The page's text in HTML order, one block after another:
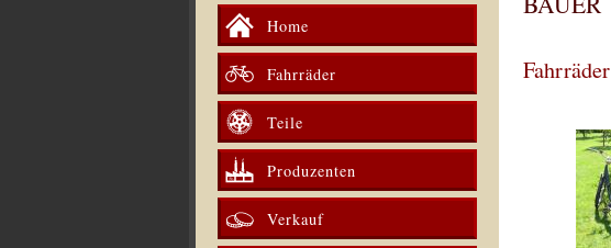
Home
Fahrräder
Teile
Produzenten
Verkauf
Fahrräder